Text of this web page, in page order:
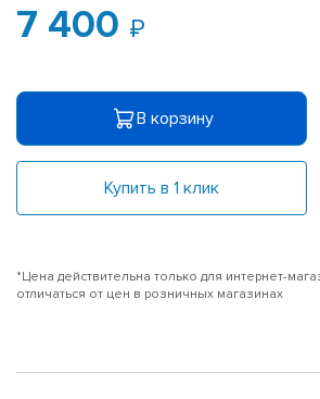
7 400
В корзину
Купить в 1 клик
*Цена действительна только для интернет-
отличаться от цен в розничных магазинах